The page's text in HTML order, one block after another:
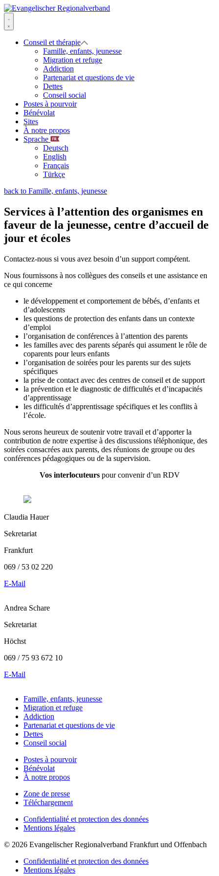
Skip
to
content
Evangelischer
Regionalverband
Menu
Conseil et thérapie
Famille, enfants, jeunesse
Migration et refuge
Addiction
Partenariat et questions de vie
Dettes
Conseil social
Postes à pourvoir
Bénévolat
Sites
À notre propos
Sprache
Deutsch
English
Français
Türkçe
back to Famille, enfants, jeunesse
Services à l’attention des organismes en
faveur de la jeunesse, centre d’accueil de
jour et écoles
Contactez-nous si vous avez besoin d’un support compétent.
Nous fournissons à nos collègues des conseils et une assistance en
ce qui concerne
le développement et comportement de bébés, d’enfants et
d’adolescents
les questions de protection des enfants dans un contexte
d’emploi
l’organisation de conférences à l’attention des parents
les familles avec des parents séparés qui assument le rôle de
coparents pour leurs enfants
l’organisation de soirées pour les parents sur des sujets
spécifiques
la prise de contact avec des centres de conseil et de support
la prévention et le diagnostic de difficultés et d’incapacités
d’apprentissage
les difficultés d’apprentissage spécifiques et les conflits à
l’école.
Nous serons heureux de soutenir votre travail et d’apporter la
contribution de notre expertise à des discussions téléphonique, des
soirées consacrées aux parents, des réunions de groupe ou des
conférences pédagogiques ou de la supervision.
Vos interlocuteurspour convenir d’un RDV
Claudia Hauer
Sekretariat
Frankfurt
069 / 53 02 220
E-Mail
Andrea Schare
Sekretariat
Höchst
069 / 75 93 672 10
E-Mail
Famille, enfants, jeunesse
Migration et refuge
Addiction
Partenariat et questions de vie
Dettes
Conseil social
Postes à pourvoir
Bénévolat
À notre propos
Zone de presse
Téléchargement
Confidentialité et protection des données
Mentions légales
© 2026 Evangelischer Regionalverband Frankfurt und Offenbach
Confidentialité et protection des données
Mentions légales